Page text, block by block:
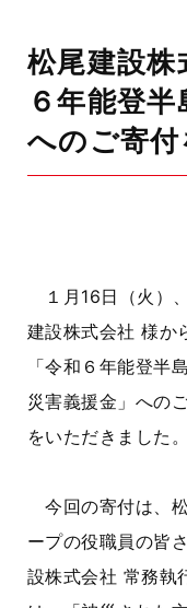
松尾建設株
６年能登半
へのご寄
１月16日（火）
建設株式会社 様か
「令和６年能登半
災害義援金」への
をいただきました。
今回の寄付は、
ープの役職員の皆
設株式会社 常務執